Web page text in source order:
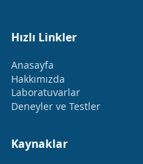
Hızlı Linkler
Anasayfa
Hakkımızda
Laboratuvarlar
Deneyler ve Testler
Kaynaklar